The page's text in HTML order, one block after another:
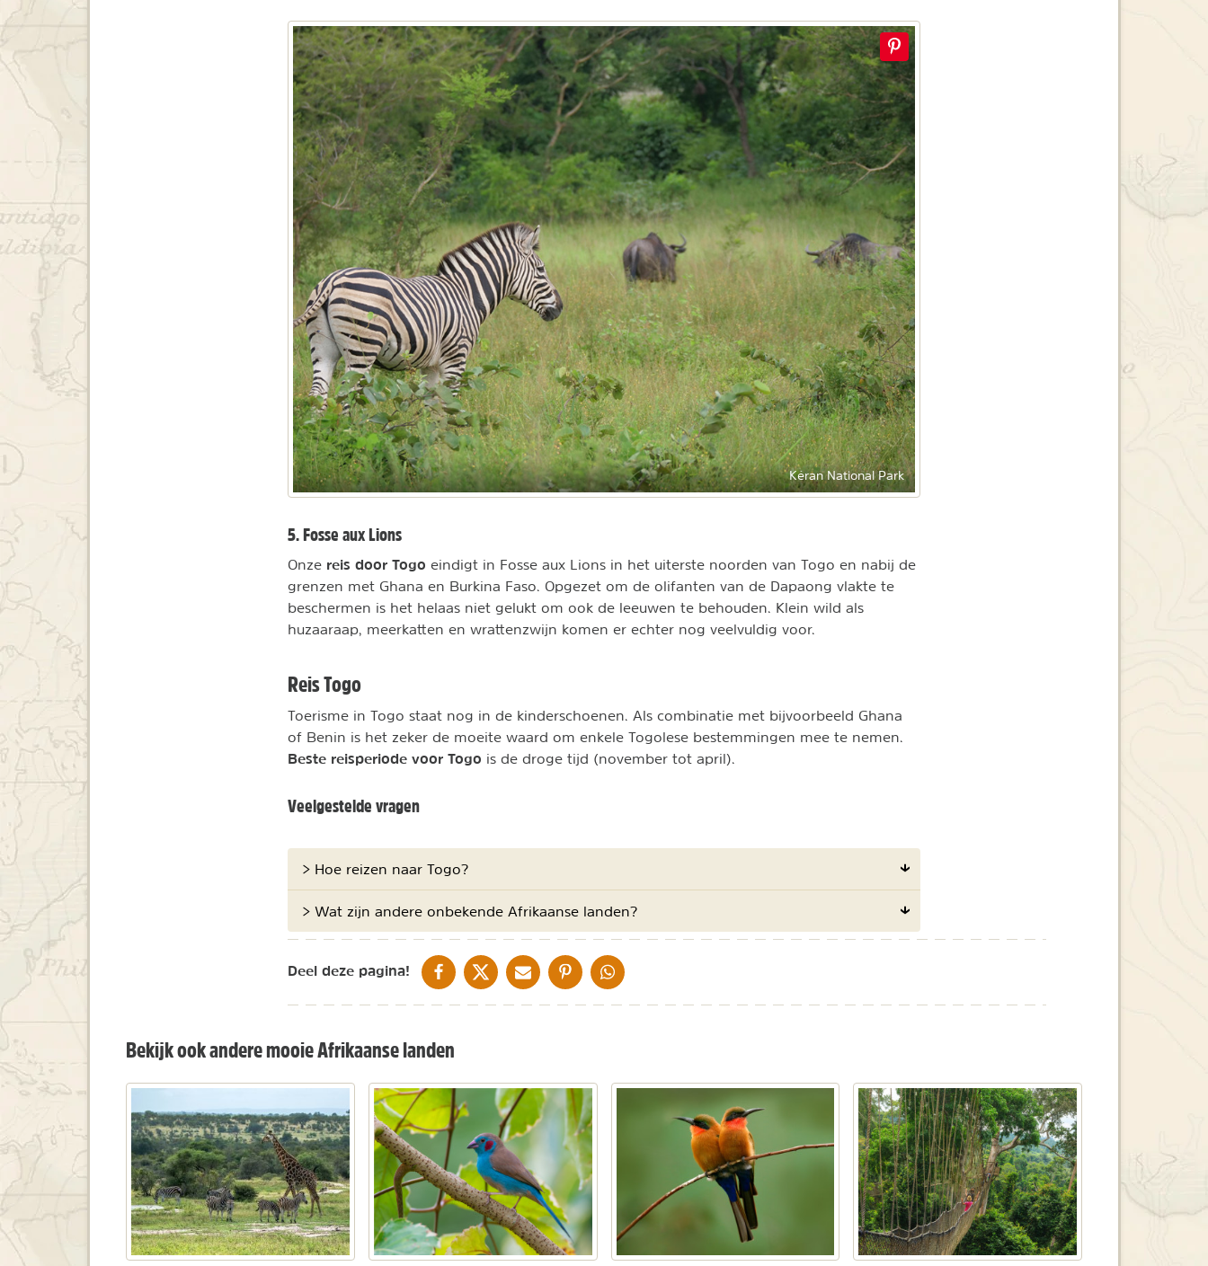
Kéran National Park
5. Fosse aux Lions
Onze reis door Togo eindigt in Fosse aux Lions in het uiterste noorden van Togo en nabij de
grenzen met Ghana en Burkina Faso. Opgezet om de olifanten van de Dapaong vlakte te
beschermen is het helaas niet gelukt om ook de leeuwen te behouden. Klein wild als
huzaaraap, meerkatten en wrattenzwijn komen er echter nog veelvuldig voor.
Reis Togo
Toerisme in Togo staat nog in de kinderschoenen. Als combinatie met bijvoorbeeld Ghana
of Benin is het zeker de moeite waard om enkele Togolese bestemmingen mee te nemen.
Beste reisperiode voor Togo is de droge tijd (november tot april).
Veelgestelde vragen
> Hoe reizen naar Togo?
> Wat zijn andere onbekende Afrikaanse landen?
Deel deze pagina! DELEN OP FACEBOOK
DELEN OP XDELEN VIA DE MAIL
DELEN OP PINTEREST
DELEN OP WHATSAPP
Bekijk ook andere mooie Afrikaanse landen